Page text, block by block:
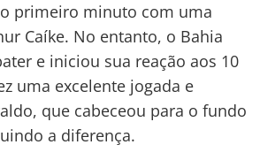
primeiro minuto com uma
Caíke. No entanto, o Bahia
e iniciou sua reação aos 10
uma excelente jogada e
que cabeceou para o fundo
a diferença.